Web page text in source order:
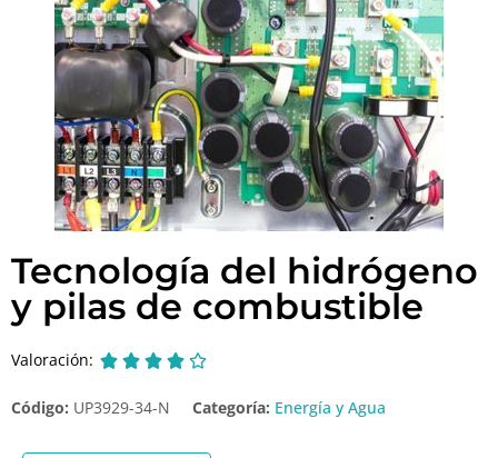
Tecnología del hidrógeno
y pilas de combustible
Valoración:     
Código: UP3929-34-N Categoría: Energía y Agua